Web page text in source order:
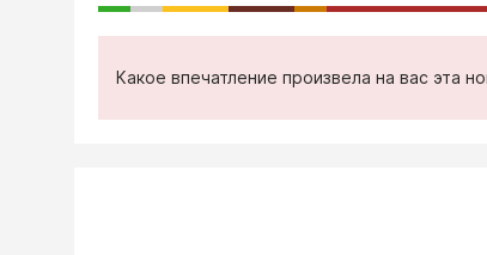
Какое впечатление произвела на вас эта